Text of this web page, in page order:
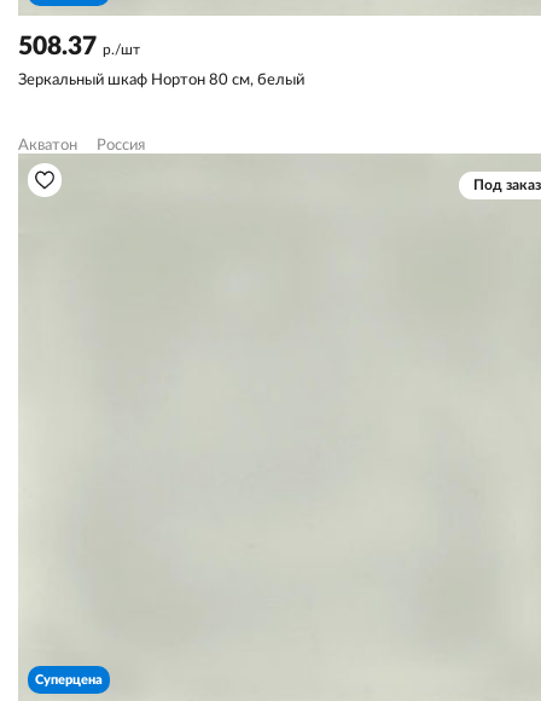
508.37 р./шт
Зеркальный шкаф Нортон 80 см, белый
Акватон Россия
Под заказ
Суперцена